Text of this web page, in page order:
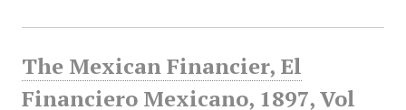
The Mexican Financier, El
Financiero Mexicano, 1897, Vol